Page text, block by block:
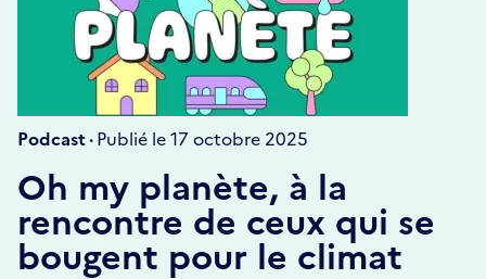
Podcast ·Publié le 17 octobre 2025
Oh my planète, à la
rencontre de ceux qui se
bougent pour le climat